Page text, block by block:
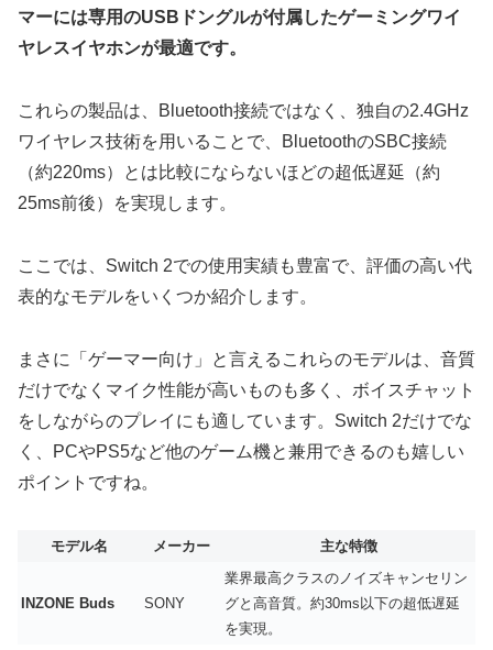
マーには専用のUSBドングルが付属したゲーミングワイ
ヤレスイヤホンが最適です。
これらの製品は、Bluetooth接続ではなく、独自の2.4GHz
ワイヤレス技術を用いることで、
BluetoothのSBC接続
（約220ms）とは比較にならないほどの超低遅延（約
25ms前後）を実現します。
ここでは、Switch 2での使用実績も豊富で、評価の高い代
表的なモデルをいくつか紹介します。
まさに「ゲーマー向け」と言えるこれらのモデルは、音質
だけでなくマイク性能が高いものも多く、ボイスチャット
をしながらのプレイにも適しています。Switch 2だけでな
く、PCやPS5など他のゲーム機と兼用できるのも嬉しい
ポイントですね。
モデル名 メーカー 主な特徴
INZONE Buds SONY
業界最高クラスのノイズキャンセリン
グと高音質。約30ms以下の超低遅延
を実現。